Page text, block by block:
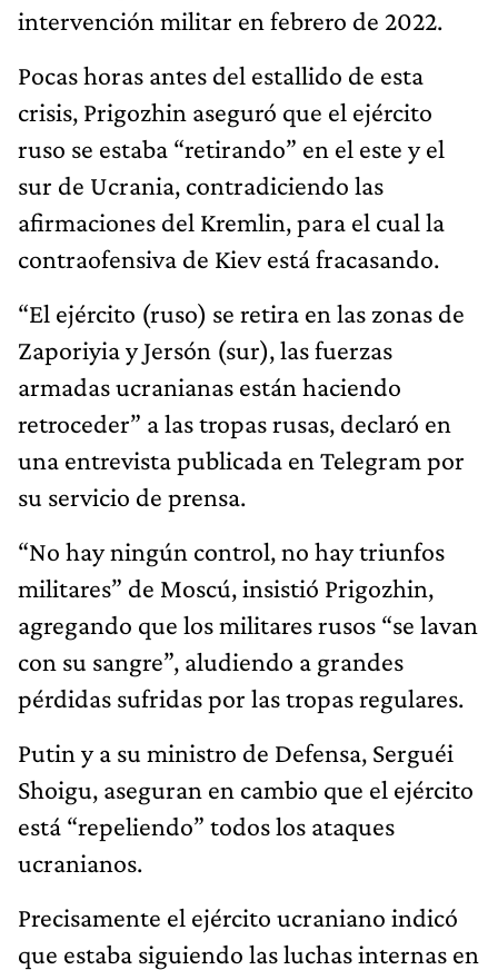
intervención militar en febrero de 2022.
Pocas horas antes del estallido de esta
crisis, Prigozhin aseguró que el ejército
ruso se estaba “retirando” en el este y el
sur de Ucrania, contradiciendo las
afirmaciones del Kremlin, para el cual la
contraofensiva de Kiev está fracasando.
“El ejército (ruso) se retira en las zonas de
Zaporiyia y Jersón (sur), las fuerzas
armadas ucranianas están haciendo
retroceder” a las tropas rusas, declaró en
una entrevista publicada en Telegram por
su servicio de prensa.
“No hay ningún control, no hay triunfos
militares” de Moscú, insistió Prigozhin,
agregando que los militares rusos “se lavan
con su sangre”, aludiendo a grandes
pérdidas sufridas por las tropas regulares.
Putin y a su ministro de Defensa, Serguéi
Shoigu, aseguran en cambio que el ejército
está “repeliendo” todos los ataques
ucranianos.
Precisamente el ejército ucraniano indicó
que estaba siguiendo las luchas internas en